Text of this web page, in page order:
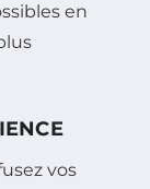
en
vos